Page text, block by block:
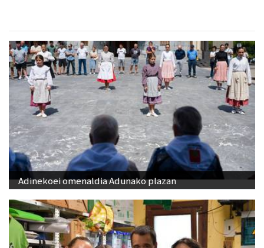
Adinekoei omenaldia Adunako plazan